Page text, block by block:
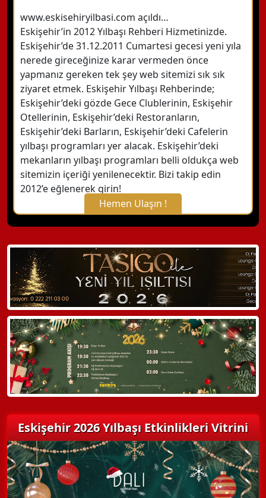
www.eskisehiryilbasi.com açıldı…
Eskişehir’in 2012 Yılbaşı Rehberi Hizmetinizde.
Eskişehir’de 31.12.2011 Cumartesi gecesi yeni yıla
nerede gireceğinize karar vermeden önce
yapmanız gereken tek şey web sitemizi sık sık
ziyaret etmek. Eskişehir Yılbaşı Rehberinde;
Eskişehir’deki gözde Gece Clublerinin, Eskişehir
Otellerinin, Eskişehir’deki Restoranların,
Eskişehir’deki Barların, Eskişehir’deki Cafelerin
yılbaşı programları yer alacak. Eskişehir’deki
mekanların yılbaşı programları belli oldukça web
sitemizin içeriği yenilenecektir. Bizi takip edin
2012’e eğlenerek girin!
Hemen Ulaşın !
X Kapat
WhatsApp ile Bilgi Alın
Hemen Arayın
Detaylı Bilgi Alın
Eskişehir 2026 Yılbaşı Etkinlikleri Vitrini